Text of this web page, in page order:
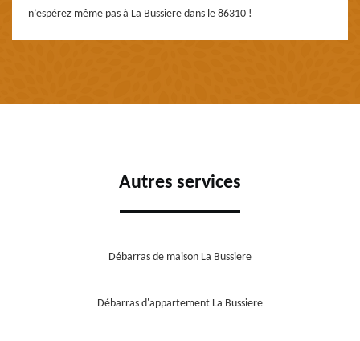
n’espérez même pas à La Bussiere dans le 86310 !
Autres services
Débarras de maison La Bussiere
Débarras d'appartement La Bussiere